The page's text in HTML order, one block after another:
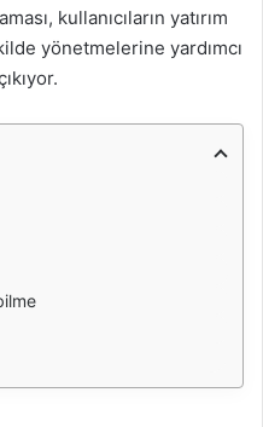
kullanıcıların yatırım
yönetmelerine yardımcı